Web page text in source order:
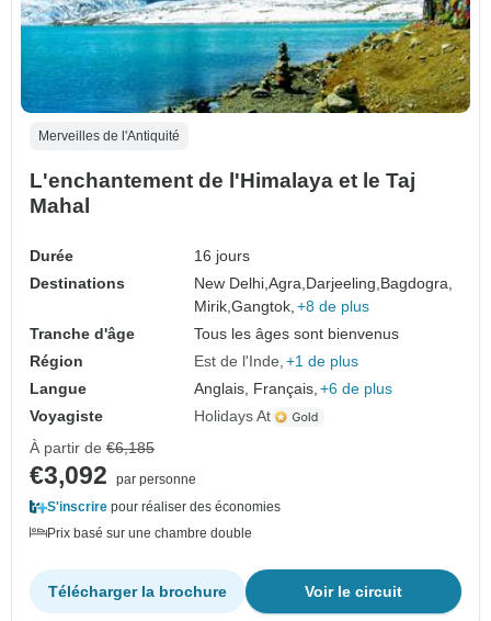
Merveilles de l'Antiquité
L'enchantement de l'Himalaya et le Taj
Mahal
Durée
16 jours
Destinations
New Delhi,Agra,Darjeeling,Bagdogra,
Mirik,Gangtok, +8 de plus
Tranche d'âge
Tous les âges sont bienvenus
Région
Est de l'Inde +1 de plus
Langue
Anglais, Français, +6 de plus
Voyagiste
Holidays At
À partir de €6,185
€3,092
par personne
S'inscrire pour réaliser des économies
Prix basé sur une chambre double
Voir le circuit
Télécharger la brochure